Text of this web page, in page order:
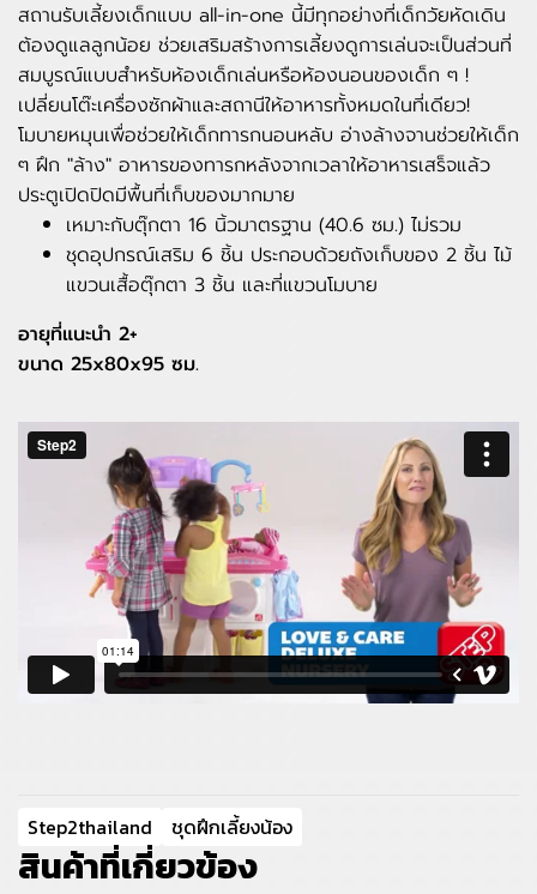
สถานรับเลี้ยงเด็กแบบ all-in-one นี้มีทุกอย่างที่เด็กวัยหัดเดิน
ต้องดูแลลูกน้อย ช่วยเสริมสร้างการเลี้ยงดูการเล่นจะเป็นส่วนที่
สมบูรณ์แบบสำหรับห้องเด็กเล่นหรือห้องนอนของเด็ก ๆ !
เปลี่ยนโต๊ะเครื่องซักผ้าและสถานีให้อาหารทั้งหมดในที่เดียว!
โมบายหมุนเพื่อช่วยให้เด็กทารกนอนหลับ อ่างล้างจานช่วยให้เด็ก
ๆ ฝึก "ล้าง" อาหารของทารกหลังจากเวลาให้อาหารเสร็จแล้ว
ประตูเปิดปิดมีพื้นที่เก็บของมากมาย
เหมาะกับตุ๊กตา 16 นิ้วมาตรฐาน (40.6 ซม.) ไม่รวม
ชุดอุปกรณ์เสริม 6 ชิ้น ประกอบด้วยถังเก็บของ 2 ชิ้น ไม้
แขวนเสื้อตุ๊กตา 3 ชิ้น และที่แขวนโมบาย
อายุที่แนะนำ 2+
ขนาด 25x80x95 ซม.
Step2thailand ชุดฝึกเลี้ยงน้อง
สินค้าที่เกี่ยวข้อง